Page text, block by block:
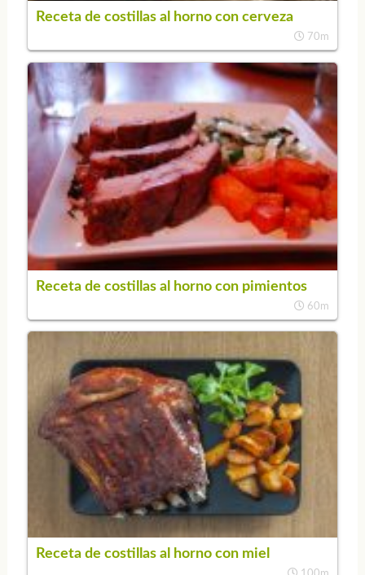
Receta de costillas al horno con cerveza
70m
Receta de costillas al horno con pimientos
60m
Receta de costillas al horno con miel